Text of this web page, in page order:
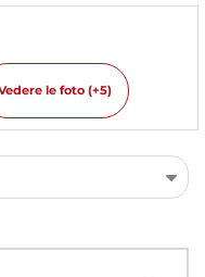
Vedere le foto (+5)